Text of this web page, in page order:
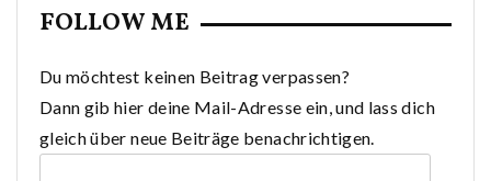
FOLLOW ME
Du möchtest keinen Beitrag verpassen?
Dann gib hier deine Mail-Adresse ein, und lass dich
gleich über neue Beiträge benachrichtigen.